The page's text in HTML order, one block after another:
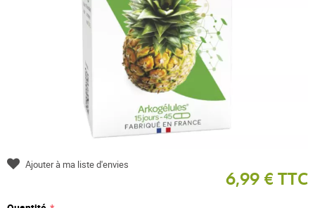
6,99 € TTC
Ajouter à ma liste d'envies